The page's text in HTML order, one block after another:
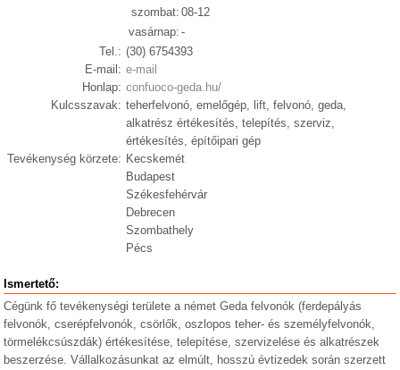
szombat: 08-12
vasárnap: -
Tel.: (30) 6754393
E-mail: e-mail
Honlap: confuoco-geda.hu/
Kulcsszavak: teherfelvonó, emelőgép, lift, felvonó, geda,
alkatrész értékesítés, telepítés, szerviz,
értékesítés, építőipari gép
Tevékenység körzete: Kecskemét
Budapest
Székesfehérvár
Debrecen
Szombathely
Pécs
Ismertető:
Cégünk fő tevékenységi területe a német Geda felvonók (ferdepályás
felvonók, cserépfelvonók, csörlők, oszlopos teher- és személyfelvonók,
törmelékcsúszdák) értékesítése, telepítése, szervizelése és alkatrészek
beszerzése. Vállalkozásunkat az elmúlt, hosszú évtizedek során szerzett